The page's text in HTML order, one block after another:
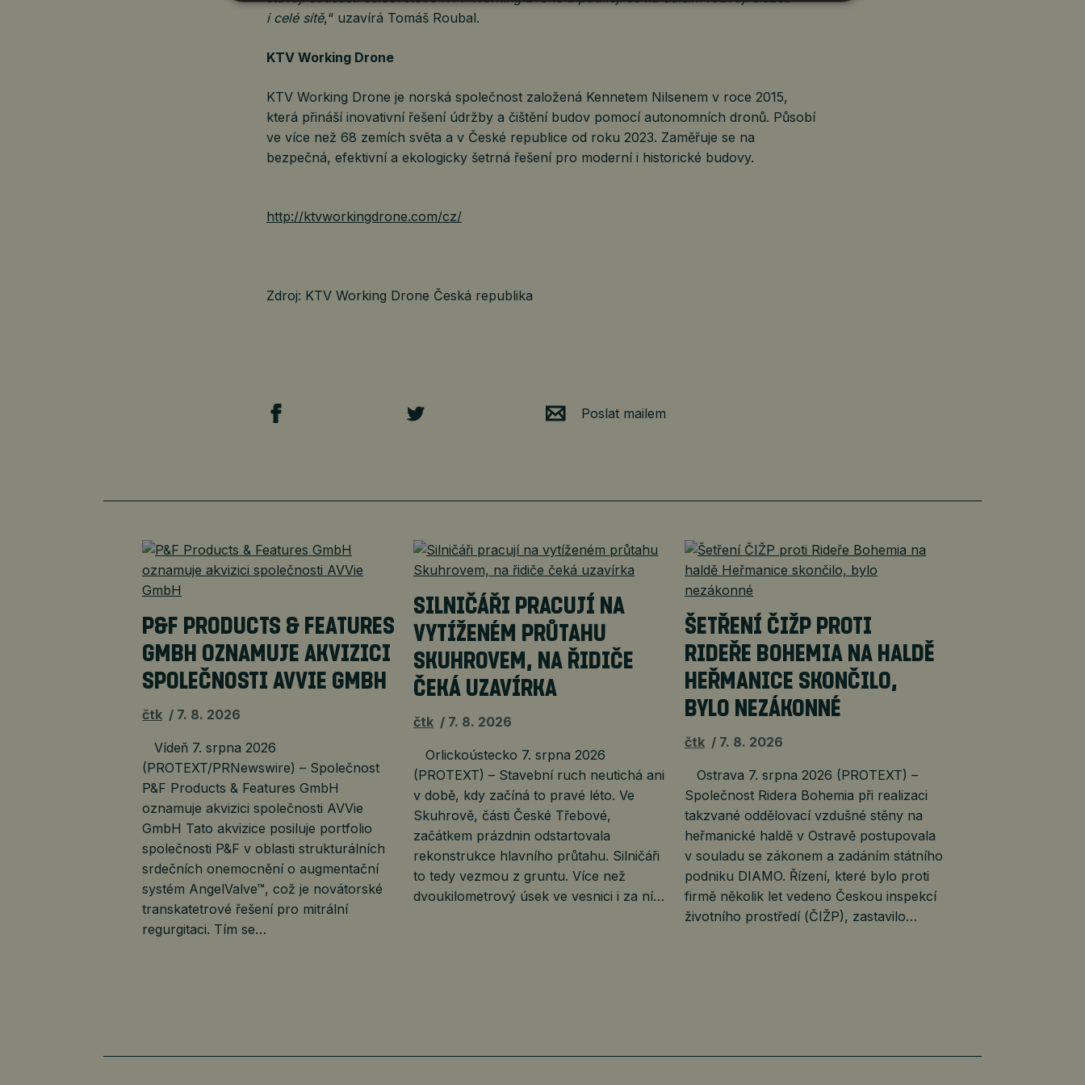
i celé sítě,“ uzavírá Tomáš Roubal.
KTV Working Drone
KTV Working Drone je norská společnost založená Kennetem Nilsenem v roce 2015,
která přináší inovativní řešení údržby a čištění budov pomocí autonomních dronů. Působí
ve více než 68 zemích světa a v České republice od roku 2023. Zaměřuje se na
bezpečná, efektivní a ekologicky šetrná řešení pro moderní i historické budovy.
http://ktvworkingdrone.com/cz/
Zdroj: KTV Working Drone Česká republika
Poslat mailem
P&F PRODUCTS & FEATURES
GMBH OZNAMUJE AKVIZICI
SPOLEČNOSTI AVVIE GMBH
čtk 7. 8. 2026
Vídeň 7. srpna 2026
(PROTEXT/PRNewswire) – Společnost
P&F Products & Features GmbH
oznamuje akvizici společnosti AVVie
GmbH Tato akvizice posiluje portfolio
společnosti P&F v oblasti strukturálních
srdečních onemocnění o augmentační
systém AngelValve™, což je novátorské
transkatetrové řešení pro mitrální
regurgitaci. Tím se…
SILNIČÁŘI PRACUJÍ NA
VYTÍŽENÉM PRŮTAHU
SKUHROVEM, NA ŘIDIČE
ČEKÁ UZAVÍRKA
čtk 7. 8. 2026
Orlickoústecko 7. srpna 2026
(PROTEXT) – Stavební ruch neutichá ani
v době, kdy začíná to pravé léto. Ve
Skuhrově, části České Třebové,
začátkem prázdnin odstartovala
rekonstrukce hlavního průtahu. Silničáři
to tedy vezmou z gruntu. Více než
dvoukilometrový úsek ve vesnici i za ní…
ŠETŘENÍ ČIŽP PROTI
RIDEŘE BOHEMIA NA HALDĚ
HEŘMANICE SKONČILO,
BYLO NEZÁKONNÉ
čtk 7. 8. 2026
Ostrava 7. srpna 2026 (PROTEXT) –
Společnost Ridera Bohemia při realizaci
takzvané oddělovací vzdušné stěny na
heřmanické haldě v Ostravě postupovala
v souladu se zákonem a zadáním státního
podniku DIAMO. Řízení, které bylo proti
firmě několik let vedeno Českou inspekcí
životního prostředí (ČIŽP), zastavilo…